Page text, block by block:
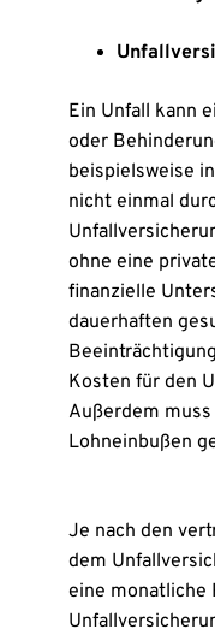
Ein Unfall kann
oder
beispielsweise
nicht einmal
ohne eine
finanzielle
dauerhaften
Kosten für den
Außerdem
Lohneinbußen
Je nach den
dem
eine monatliche